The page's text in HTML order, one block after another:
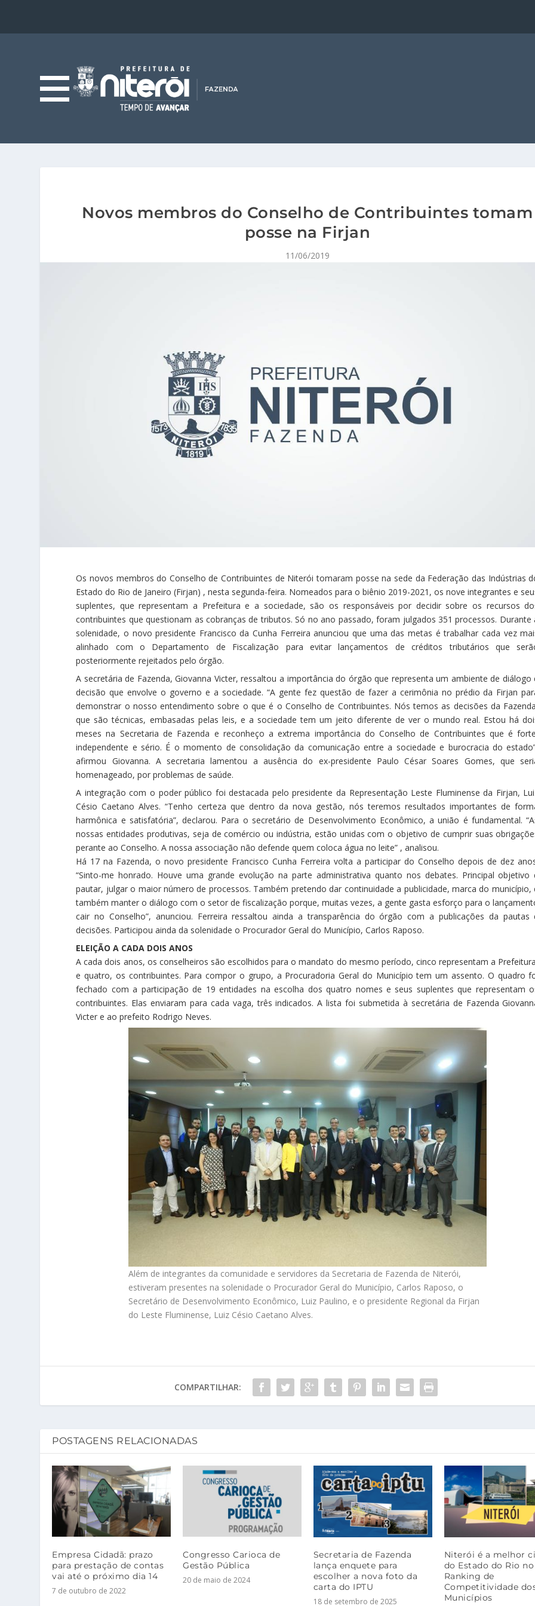
Novos membros do Conselho de Contribuintes tomam
posse na Firjan
11/06/2019
Os novos membros do Conselho de Contribuintes de Niterói tomaram posse na sede da Federação das Indústrias
Estado do Rio de Janeiro (Firjan) , nesta segunda-feira. Nomeados para o biênio 2019-2021, os nove integrantes e
suplentes, que representam a Prefeitura e a sociedade, são os responsáveis por decidir sobre os recursos
contribuintes que questionam as cobranças de tributos. Só no ano passado, foram julgados 351 processos. Durante
solenidade, o novo presidente Francisco da Cunha Ferreira anunciou que uma das metas é trabalhar cada vez
alinhado com o Departamento de Fiscalização para evitar lançamentos de créditos tributários que
posteriormente rejeitados pelo órgão.
A secretária de Fazenda, Giovanna Victer, ressaltou a importância do órgão que representa um ambiente de diálogo
decisão que envolve o governo e a sociedade. “A gente fez questão de fazer a cerimônia no prédio da Firjan
demonstrar o nosso entendimento sobre o que é o Conselho de Contribuintes. Nós temos as decisões da
que são técnicas, embasadas pelas leis, e a sociedade tem um jeito diferente de ver o mundo real. Estou há
meses na Secretaria de Fazenda e reconheço a extrema importância do Conselho de Contribuintes que é
independente e sério. É o momento de consolidação da comunicação entre a sociedade e burocracia do
afirmou Giovanna. A secretaria lamentou a ausência do ex-presidente Paulo César Soares Gomes, que
homenageado, por problemas de saúde.
A integração com o poder público foi destacada pelo presidente da Representação Leste Fluminense da Firjan,
Césio Caetano Alves. “Tenho certeza que dentro da nova gestão, nós teremos resultados importantes de
harmônica e satisfatória”, declarou. Para o secretário de Desenvolvimento Econômico, a união é fundamental.
nossas entidades produtivas, seja de comércio ou indústria, estão unidas com o objetivo de cumprir suas
perante ao Conselho. A nossa associação não defende quem coloca água no leite” , analisou.
Há 17 na Fazenda, o novo presidente Francisco Cunha Ferreira volta a participar do Conselho depois de dez
“Sinto-me honrado. Houve uma grande evolução na parte administrativa quanto nos debates. Principal objetivo
pautar, julgar o maior número de processos. Também pretendo dar continuidade a publicidade, marca do município,
também manter o diálogo com o setor de fiscalização porque, muitas vezes, a gente gasta esforço para o
cair no Conselho”, anunciou. Ferreira ressaltou ainda a transparência do órgão com a publicações da pautas
decisões. Participou ainda da solenidade o Procurador Geral do Município, Carlos Raposo.
ELEIÇÃO A CADA DOIS ANOS
A cada dois anos, os conselheiros são escolhidos para o mandato do mesmo período, cinco representam a
e quatro, os contribuintes. Para compor o grupo, a Procuradoria Geral do Município tem um assento. O quadro
fechado com a participação de 19 entidades na escolha dos quatro nomes e seus suplentes que representam
contribuintes. Elas enviaram para cada vaga, três indicados. A lista foi submetida à secretária de Fazenda
Victer e ao prefeito Rodrigo Neves.
Além de integrantes da comunidade e servidores da Secretaria de Fazenda de Niterói,
estiveram presentes na solenidade o Procurador Geral do Município, Carlos Raposo, o
Secretário de Desenvolvimento Econômico, Luiz Paulino, e o presidente Regional da Firjan
do Leste Fluminense, Luiz Césio Caetano Alves.
COMPARTILHAR:
POSTAGENS RELACIONADAS
Empresa Cidadã: prazo
para prestação de contas
vai até o próximo dia 14
7 de outubro de 2022
Congresso Carioca de
Gestão Pública
20 de maio de 2024
Secretaria de Fazenda
lança enquete para
escolher a nova foto da
carta do IPTU
18 de setembro de 2025
Niterói é a melhor
do Estado do Rio no
Ranking de
Competitividade
Municípios